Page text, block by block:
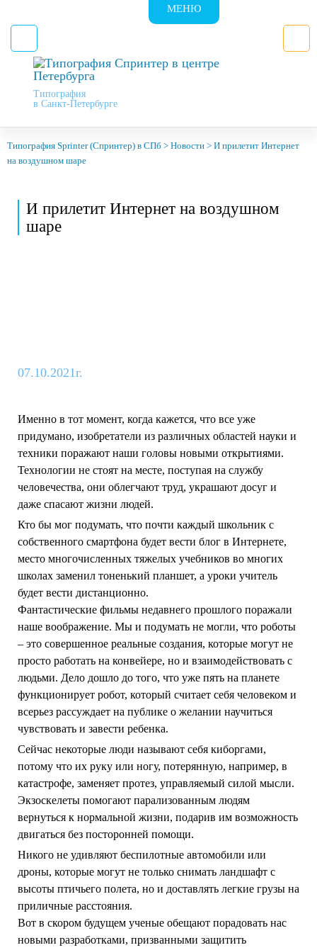
Типография
в Санкт-Петербурге
МЕНЮ
Типография Sprinter (Спринтер) в СПб > Новости > И прилетит Интернет
на воздушном шаре
И прилетит Интернет на воздушном
шаре
07.10.2021г.
Именно в тот момент, когда кажется, что все уже
придумано, изобретатели из различных областей науки и
техники поражают наши головы новыми открытиями.
Технологии не стоят на месте, поступая на службу
человечества, они облегчают труд, украшают досуг и
даже спасают жизни людей.
Кто бы мог подумать, что почти каждый школьник с
собственного смартфона будет вести блог в Интернете,
место многочисленных тяжелых учебников во многих
школах заменил тоненький планшет, а уроки учитель
будет вести дистанционно.
Фантастические фильмы недавнего прошлого поражали
наше воображение. Мы и подумать не могли, что роботы
– это совершенное реальные создания, которые могут не
просто работать на конвейере, но и взаимодействовать с
людьми. Дело дошло до того, что уже пять на планете
функционирует робот, который считает себя человеком и
всерьез рассуждает на публике о желании научиться
чувствовать и завести ребенка.
Сейчас некоторые люди называют себя киборгами,
потому что их руку или ногу, потерянную, например, в
катастрофе, заменяет протез, управляемый силой мысли.
Экзоскелеты помогают парализованным людям
вернуться к нормальной жизни, подарив им возможность
двигаться без посторонней помощи.
Никого не удивляют беспилотные автомобили или
дроны, которые могут не только снимать ландшафт с
высоты птичьего полета, но и доставлять легкие грузы на
приличные расстояния.
Вот в скором будущем ученые обещают порадовать нас
новыми разработками, призванными защитить